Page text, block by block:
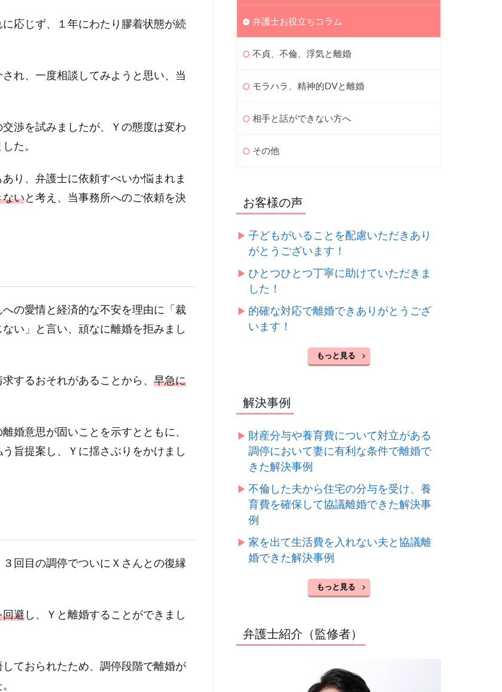
応じず、１年にわたり膠着状態が続
れ、一度相談してみようと思い、当
渉を試みましたが、Ｙの態度は変わ
た。
り、弁護士に依頼すべいか悩まれま
ないと考え、当事務所へのご依頼を決
の愛情と経済的な不安を理由に「裁
い」と言い、頑なに離婚を拒みまし
するおそれがあることから、 早急に
婚意思が固いことを示すとともに、
旨提案し、Ｙに揺さぶりをかけまし
回目の調停でついにＸさんとの復縁
回避し、Ｙと離婚することができまし
ておられたため、調停段階で離婚が
弁護士お役立ちコラム
不貞、不倫、浮気と離婚
モラハラ、精神的DVと離婚
相手と話ができない方へ
その他
お客様の声
子どもがいることを配慮いただきあり
がとうございます！
ひとつひとつ丁寧に助けていただきま
した！
的確な対応で離婚できありがとうござ
います！
もっと見る
解決事例
財産分与や養育費について対立がある
調停において妻に有利な条件で離婚で
きた解決事例
不倫した夫から住宅の分与を受け、養
育費を確保して協議離婚できた解決事
例
家を出て生活費を入れない夫と協議離
婚できた解決事例
もっと見る
弁護士紹介（監修者）